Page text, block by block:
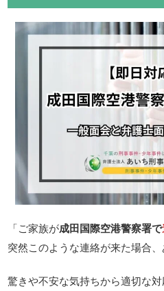
「ご家族が成田国際空港警察署で
突然このような連絡が来た場合
驚きや不安な気持ちから適切な